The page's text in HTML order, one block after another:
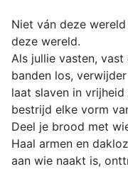
Niet ván deze
deze wereld.
Als jullie vasten,
banden los,
laat slaven in vrijheid
bestrijd elke vorm
Deel je brood met
Haal armen en
aan wie naakt is,